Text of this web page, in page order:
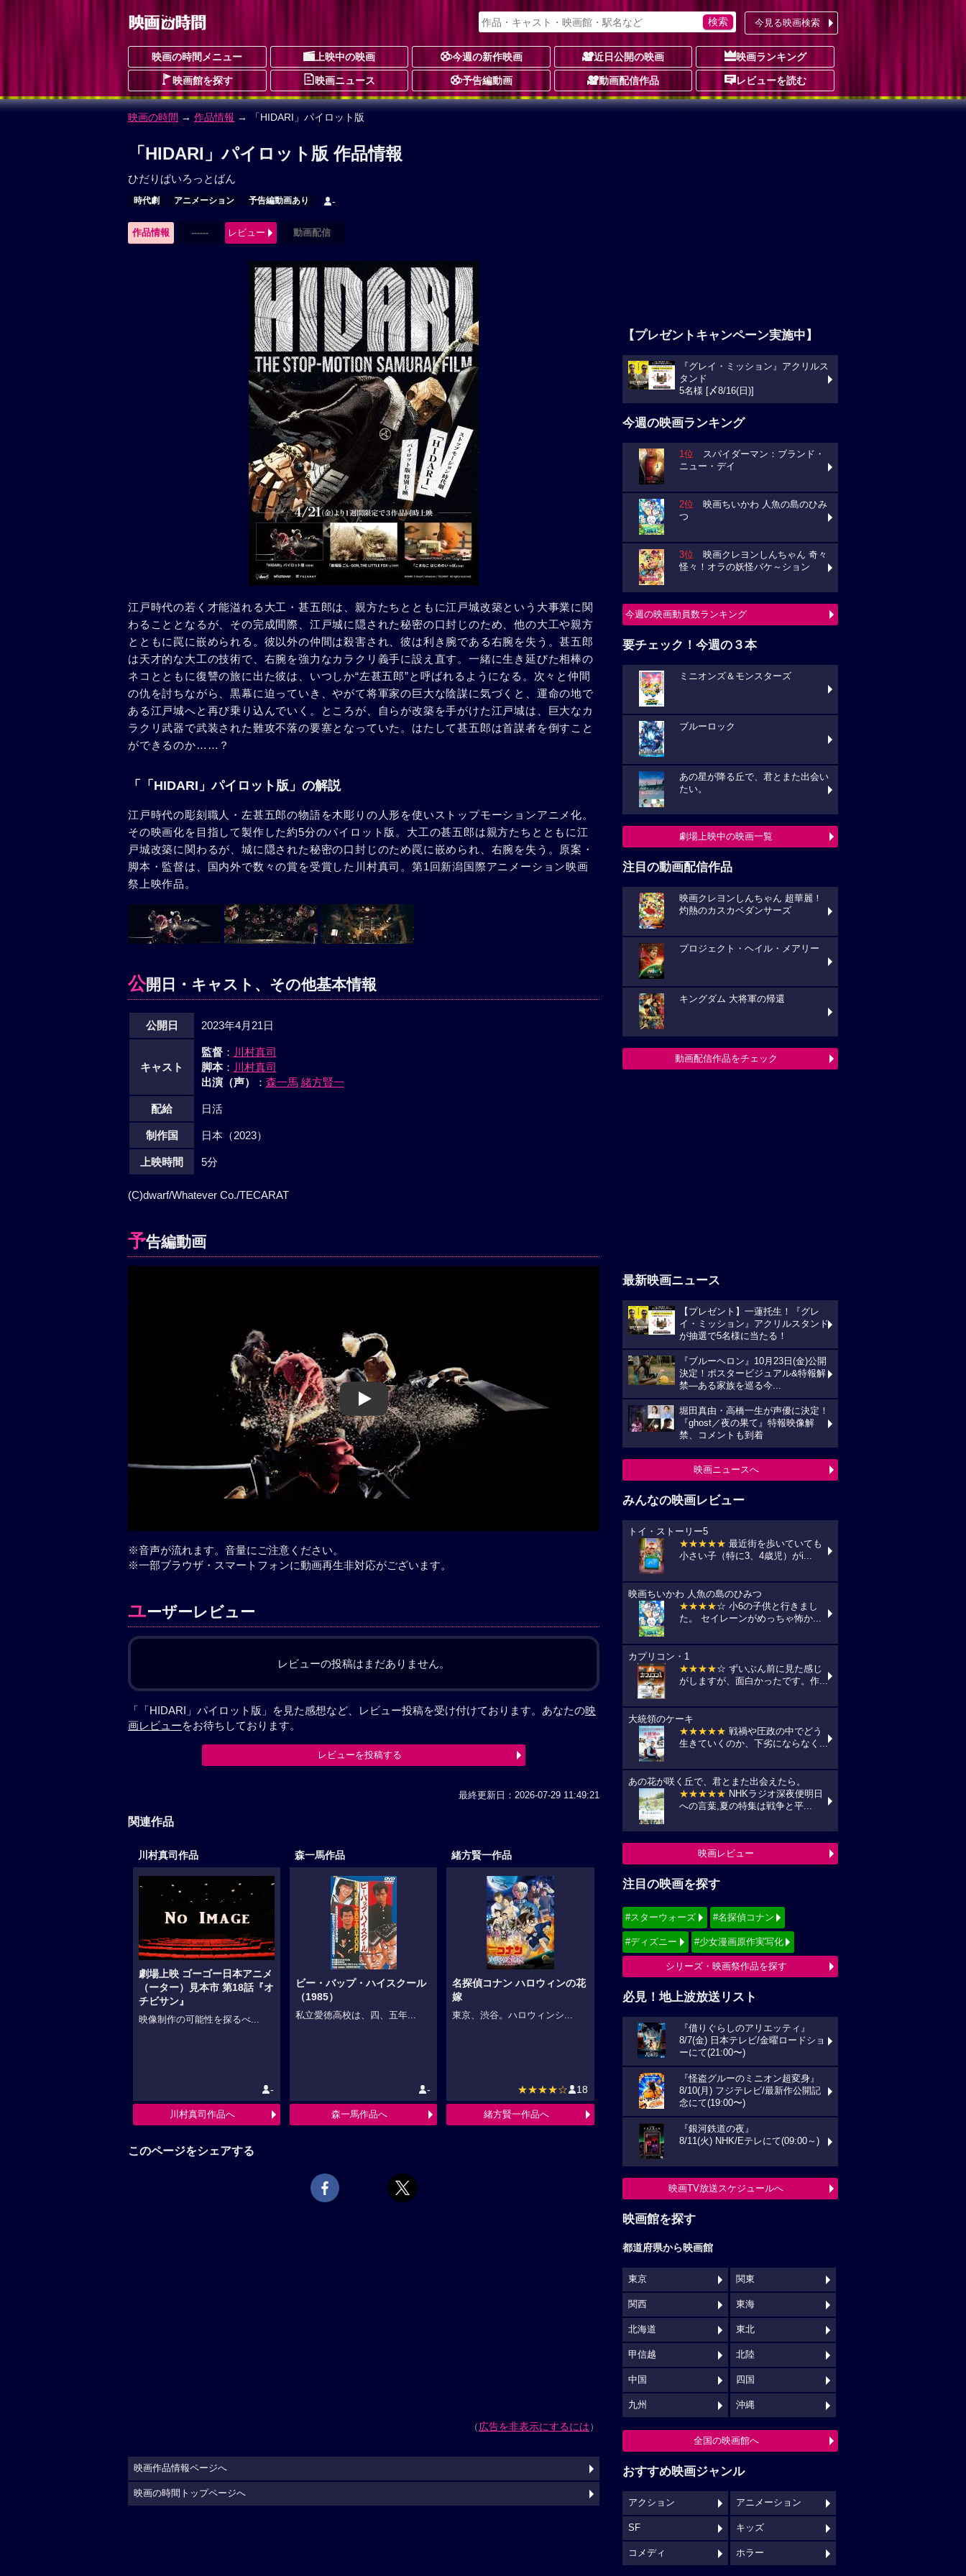
今見る映画検索
映画の時間メニュー 上映中の映画 今週の新作映画 近日公開の映画 映画ランキング
映画館を探す 映画ニュース 予告編動画 動画配信作品 レビューを読む
映画の時間 → 作品情報 → 「HIDARI」パイロット版
「HIDARI」パイロット版 作品情報
ひだりぱいろっとばん
時代劇 アニメーション 予告編動画あり -
作品情報 ------ レビュー 動画配信
江戸時代の若く才能溢れる大工・甚五郎は、親方たちとともに江戸城改築という大事業に関
わることとなるが、その完成間際、江戸城に隠された秘密の口封じのため、他の大工や親方
とともに罠に嵌められる。彼以外の仲間は殺害され、彼は利き腕である右腕を失う。甚五郎
は天才的な大工の技術で、右腕を強力なカラクリ義手に設え直す。一緒に生き延びた相棒の
ネコとともに復讐の旅に出た彼は、いつしか“左甚五郎”と呼ばれるようになる。次々と仲間
の仇を討ちながら、黒幕に迫っていき、やがて将軍家の巨大な陰謀に気づくと、運命の地で
ある江戸城へと再び乗り込んでいく。ところが、自らが改築を手がけた江戸城は、巨大なカ
ラクリ武器で武装された難攻不落の要塞となっていた。はたして甚五郎は首謀者を倒すこと
ができるのか……？
「「HIDARI」パイロット版」の解説
江戸時代の彫刻職人・左甚五郎の物語を木彫りの人形を使いストップモーションアニメ化。
その映画化を目指して製作した約5分のパイロット版。大工の甚五郎は親方たちとともに江
戸城改築に関わるが、城に隠された秘密の口封じのため罠に嵌められ、右腕を失う。原案・
脚本・監督は、国内外で数々の賞を受賞した川村真司。第1回新潟国際アニメーション映画
祭上映作品。
公開日・キャスト、その他基本情報
公開日 2023年4月21日
キャスト
監督： 川村真司
脚本： 川村真司
出演（声）
： 森一馬 緒方賢一
配給 日活
制作国 日本（2023）
上映時間 5分
(C)dwarf/Whatever Co./TECARAT
予告編動画
Play
※音声が流れます。音量にご注意ください。
※一部ブラウザ・スマートフォンに動画再生非対応がございます。
ユーザーレビュー
レビューの投稿はまだありません。
「「HIDARI」パイロット版」を見た感想など、レビュー投稿を受け付けております。あなたの映
画レビューをお待ちしております。
レビューを投稿する
最終更新日：2026-07-29 11:49:21
関連作品
川村真司作品
劇場上映 ゴーゴー日本アニメ
（ーター）見本市 第18話『オ
チビサン』
映像制作の可能性を探るべ...
-
川村真司作品へ
森一馬作品
ビー・バップ・ハイスクール
（1985）
私立愛徳高校は、四、五年...
-
森一馬作品へ
緒方賢一作品
名探偵コナン ハロウィンの花
嫁
東京、渋谷。ハロウィンシ...
★★★★☆ 18
緒方賢一作品へ
このページをシェアする
（広告を非表示にするには）
【プレゼントキャンペーン実施中】
『グレイ・ミッション』アクリルス
タンド
5名様 [〆8/16(日)]
今週の映画ランキング
1位 スパイダーマン：ブランド・
ニュー・デイ
2位 映画ちいかわ 人魚の島のひみ
つ
3位 映画クレヨンしんちゃん 奇々
怪々！オラの妖怪バケ～ション
今週の映画動員数ランキング
要チェック！今週の３本
ミニオンズ＆モンスターズ
ブルーロック
あの星が降る丘で、君とまた出会い
たい。
劇場上映中の映画一覧
注目の動画配信作品
映画クレヨンしんちゃん 超華麗！
灼熱のカスカベダンサーズ
プロジェクト・ヘイル・メアリー
キングダム 大将軍の帰還
動画配信作品をチェック
最新映画ニュース
【プレゼント】一蓮托生！『グレ
イ・ミッション』アクリルスタンド
が抽選で5名様に当たる！
『ブルーヘロン』10月23日(金)公開
決定！ポスタービジュアル&特報解
禁―ある家族を巡る今...
堀田真由・高橋一生が声優に決定！
『ghost／夜の果て』特報映像解
禁、コメントも到着
映画ニュースへ
みんなの映画レビュー
トイ・ストーリー5
★★★★★ 最近街を歩いていても
小さい子（特に3、4歳児）がi...
映画ちいかわ 人魚の島のひみつ
★★★★☆ 小6の子供と行きまし
た。 セイレーンがめっちゃ怖か...
カプリコン・1
★★★★☆ ずいぶん前に見た感じ
がしますが、面白かったです。作...
大統領のケーキ
★★★★★ 戦禍や圧政の中でどう
生きていくのか、下劣にならなく...
あの花が咲く丘で、君とまた出会えたら。
★★★★★ NHKラジオ深夜便明日
への言葉,夏の特集は戦争と平...
映画レビュー
注目の映画を探す
#スターウォーズ #名探偵コナン
#ディズニー #少女漫画原作実写化
シリーズ・映画祭作品を探す
必見！地上波放送リスト
『借りぐらしのアリエッティ』
8/7(金) 日本テレビ/金曜ロードショ
ーにて(21:00〜)
『怪盗グルーのミニオン超変身』
8/10(月) フジテレビ/最新作公開記
念にて(19:00〜)
『銀河鉄道の夜』
8/11(火) NHK/Eテレにて(09:00～)
映画TV放送スケジュールへ
映画館を探す
都道府県から映画館
東京 関東
関西 東海
北海道 東北
甲信越 北陸
中国 四国
九州 沖縄
全国の映画館へ
おすすめ映画ジャンル
アクション アニメーション
SF キッズ
コメディ ホラー
映画作品情報ページへ
映画の時間トップページへ